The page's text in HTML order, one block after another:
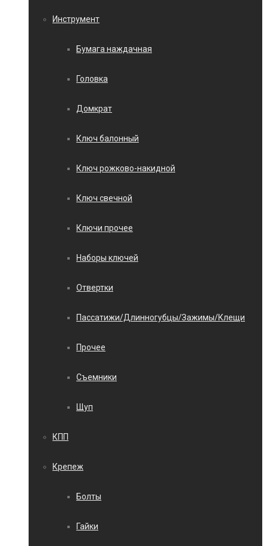
Инструмент
Бумага наждачная
Головка
Домкрат
Ключ балонный
Ключ рожково-накидной
Ключ свечной
Ключи прочее
Наборы ключей
Отвертки
Пассатижи/Длинногубцы/Зажимы/Клещи
Прочее
Съемники
Щуп
КПП
Крепеж
Болты
Гайки